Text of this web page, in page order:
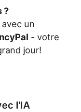
?
un
- votre
jour!
l'IA